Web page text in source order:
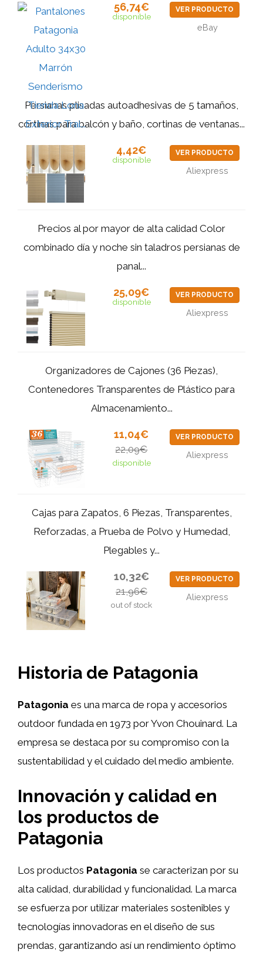
56,74€
disponible
VER PRODUCTO
eBay
Persianas plisadas autoadhesivas de 5 tamaños,
cortinas para balcón y baño, cortinas de ventanas...
4,42€
disponible
VER PRODUCTO
Aliexpress
Precios al por mayor de alta calidad Color
combinado día y noche sin taladros persianas de
panal...
25,09€
disponible
VER PRODUCTO
Aliexpress
Organizadores de Cajones (36 Piezas),
Contenedores Transparentes de Plástico para
Almacenamiento...
11,04€
22,09€
disponible
VER PRODUCTO
Aliexpress
Cajas para Zapatos, 6 Piezas, Transparentes,
Reforzadas, a Prueba de Polvo y Humedad,
Plegables y...
10,32€
21,96€
out of stock
VER PRODUCTO
Aliexpress
Historia de Patagonia
Patagonia es una marca de ropa y accesorios
outdoor fundada en 1973 por Yvon Chouinard. La
empresa se destaca por su compromiso con la
sustentabilidad y el cuidado del medio ambiente.
Innovación y calidad en
los productos de
Patagonia
Los productos Patagonia se caracterizan por su
alta calidad, durabilidad y funcionalidad. La marca
se esfuerza por utilizar materiales sostenibles y
tecnologías innovadoras en el diseño de sus
prendas, garantizando así un rendimiento óptimo